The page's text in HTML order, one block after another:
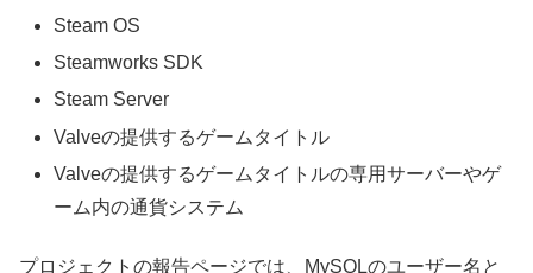
Steam OS
Steamworks SDK
Steam Server
Valveの提供するゲームタイトル
Valveの提供するゲームタイトルの専用サーバーやゲ
ーム内の通貨システム
プロジェクトの報告ページでは、MySQLのユーザー名と